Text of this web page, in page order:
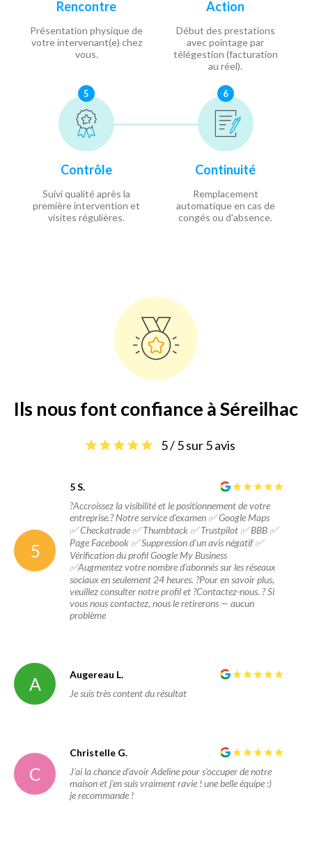
Rencontre
Présentation physique de
votre intervenant(e) chez
vous.
Action
Début des prestations
avec pointage par
télégestion (facturation
au réel).
5
Contrôle
Suivi qualité après la
première intervention et
visites régulières.
6
Continuité
Remplacement
automatique en cas de
congés ou d'absence.
Ils nous font confiance à Séreilhac
5 / 5 sur 5 avis
5
5 S.
?Accroissez la visibilité et le positionnement de votre
entreprise.? Notre service d'examen ✅ Google Maps
✅ Checkatrade ✅ Thumbtack ✅ Trustpilot ✅ BBB ✅
Page Facebook ✅ Suppression d'un avis négatif ✅
Vérification du profil Google My Business
✅Augmentez votre nombre d'abonnés sur les réseaux
sociaux en seulement 24 heures. ?Pour en savoir plus,
veuillez consulter notre profil et ?Contactez-nous. ? Si
vous nous contactez, nous le retirerons — aucun
problème
A
Augereau L.
Je suis très content du résultat
C
Christelle G.
J'ai la chance d'avoir Adeline pour s'occuper de notre
maison et j'en suis vraiment ravie ! une belle équipe :)
je recommande !